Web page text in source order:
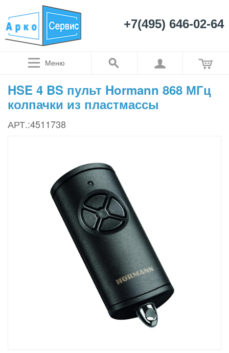
+7(495) 646-02-64
Меню
HSE 4 BS пульт Hormann 868 МГц
колпачки из пластмассы
АРТ.:4511738